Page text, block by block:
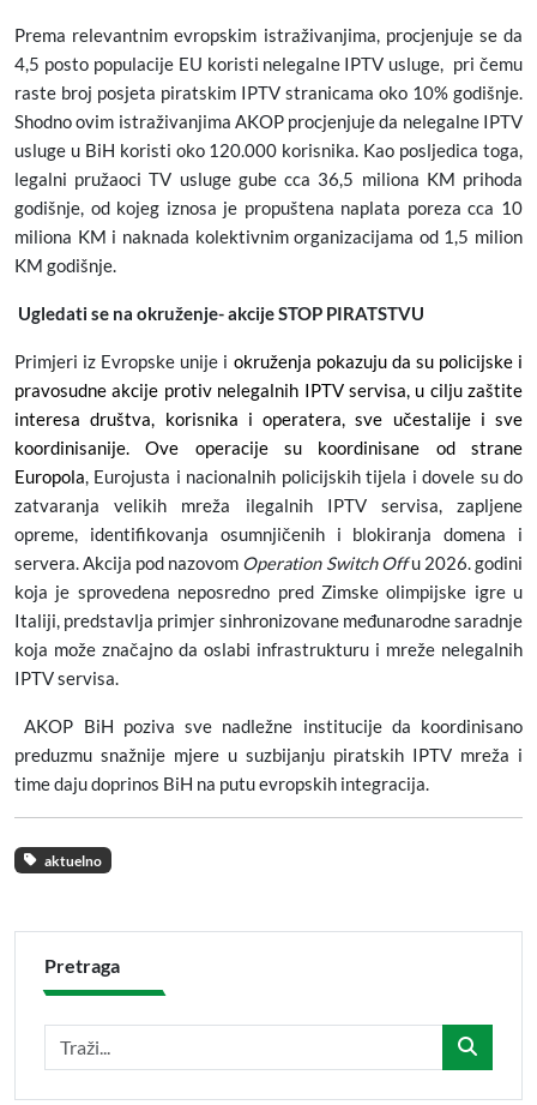
Prema relevantnim evropskim istraživanjima, procjenjuje se da
4,5 posto populacije EU koristi nelegalne IPTV usluge, pri čemu
raste broj posjeta piratskim IPTV stranicama oko 10% godišnje.
Shodno ovim istraživanjima AKOP procjenjuje da nelegalne IPTV
usluge u BiH koristi oko 120.000 korisnika. Kao posljedica toga,
legalni pružaoci TV usluge gube cca 36,5 miliona KM prihoda
godišnje, od kojeg iznosa je propuštena naplata poreza cca 10
miliona KM i naknada kolektivnim organizacijama od 1,5 milion
KM godišnje.
Ugledati se na okruženje- akcije STOP PIRATSTVU
Primjeri iz Evropske unije i okruženja pokazuju da su policijske i
pravosudne akcije protiv nelegalnih IPTV servisa, u cilju zaštite
interesa društva, korisnika i operatera, sve učestalije i sve
koordinisanije. Ove operacije su koordinisane od strane
Europola, Eurojusta i nacionalnih policijskih tijela i dovele su do
zatvaranja velikih mreža ilegalnih IPTV servisa, zapljene
opreme, identifikovanja osumnjičenih i blokiranja domena i
servera. Akcija pod nazovom Operation Switch Offu 2026. godini
koja je sprovedena neposredno pred Zimske olimpijske igre u
Italiji, predstavlja primjer sinhronizovane međunarodne saradnje
koja može značajno da oslabi infrastrukturu i mreže nelegalnih
IPTV servisa.
AKOP BiH poziva sve nadležne institucije da koordinisano
preduzmu snažnije mjere u suzbijanju piratskih IPTV mreža i
time daju doprinos BiH na putu evropskih integracija.
aktuelno
Pretraga